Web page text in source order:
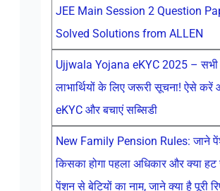
JEE Main Session 2 Question
Solved Solutions from ALLEN
Ujjwala Yojana eKYC 2025 –
लाभार्थियों के लिए जरूरी सूचना! ऐसे करें
eKYC और बचाएं सब्सिडी
New Family Pension Rules: जाने
किसका होगा पहला अधिकार और क्या हट
पेंशन से बेटियों का नाम, जाने क्या है पूरी